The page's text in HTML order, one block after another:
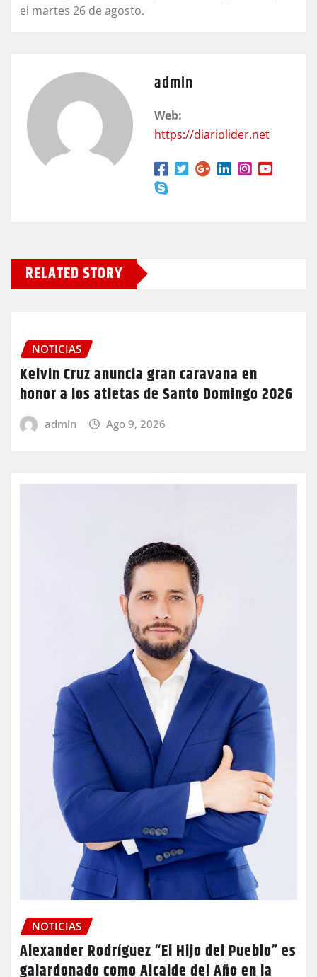
el martes 26 de agosto.
admin
Web:
https://diariolider.net
RELATED STORY
NOTICIAS
Kelvin Cruz anuncia gran caravana en
honor a los atletas de Santo Domingo 2026
admin Ago 9, 2026
NOTICIAS
Alexander Rodríguez “El Hijo del Pueblo” es
galardonado como Alcalde del Año en la